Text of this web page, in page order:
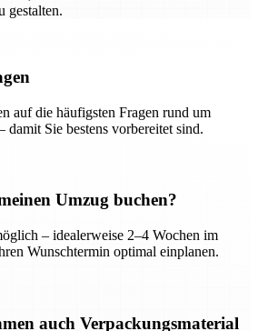
gestalten.
auf die häufigsten Fragen rund um
damit Sie bestens vorbereitet sind.
Umzug buchen?
– idealerweise 2–4 Wochen im
Wunschtermin optimal einplanen.
auch Verpackungsmaterial